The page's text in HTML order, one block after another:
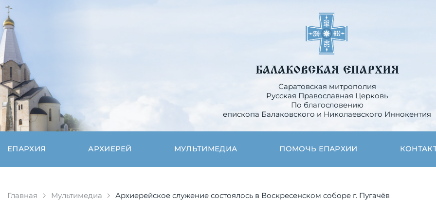
БАЛАКОВСКАЯ ЕПАРХИЯ
Саратовская митрополия
Русская Православная Церковь
По благословению
епископа Балаковского и Николаевского Иннокентия
ЕПАРХИЯ АРХИЕРЕЙ МУЛЬТИМЕДИА ПОМОЧЬ ЕПАРХИИ
Главная Мультимедиа Архиерейское служение состоялось в Воскресенском соборе г. Пугачёв